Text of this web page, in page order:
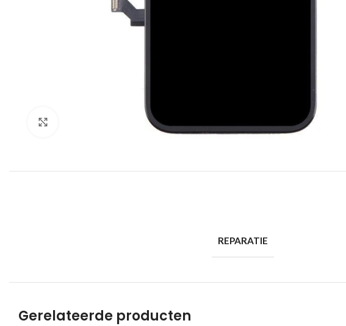
REPARATIE
Gerelateerde producten